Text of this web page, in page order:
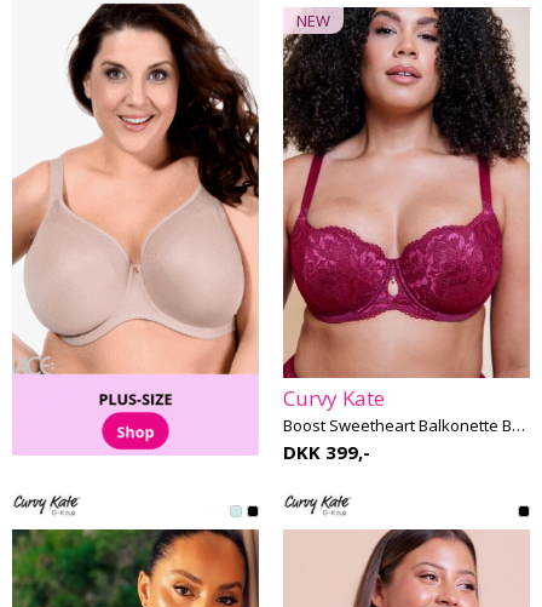
NEW
Curvy Kate
Boost Sweetheart Balkonette BH G-K skål
DKK 399,-